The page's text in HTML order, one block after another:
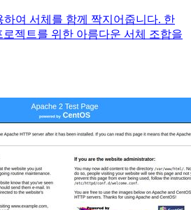
하여 서체를 함께 짝지어줍니다. 한
젝트를 위한 아름다운 서체 조합을